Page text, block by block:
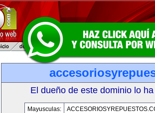
El dueño de este dominio lo
Mayusculas: